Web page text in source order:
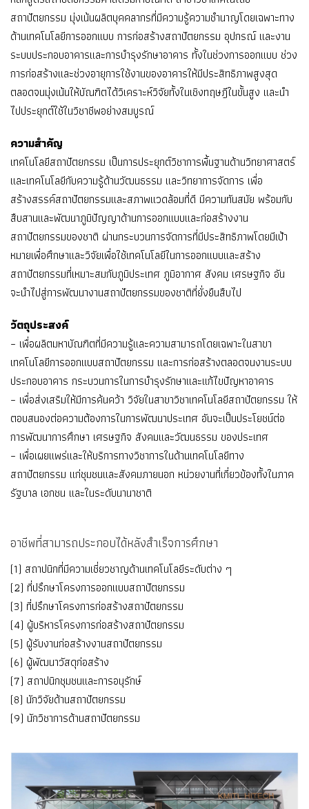
สถาปัตยกรรม มุ่งเน้นผลิตบุคคลากรที่มีความรู้ความชํานาญโดยเฉพาะทาง
ด้านเทคโนโลยีการออกแบบ การก่อสร้างสถาปัตยกรรม อุปกรณ์ และงาน
ระบบประกอบอาคารและการบํารุงรักษาอาคาร ทั้งในช่วงการออกแบบ ช่วง
การก่อสร้างและช่วงอายุการใช้งานของอาคารให้มีประสิทธิภาพสูงสุด
ตลอดจนมุ่งเน้นให้บัณฑิตได้วิเคราะห์วิจัยทั้งในเชิงทฤษฎีในขั้นสูง และนํา
ไปประยุกต์ใช้ในวิชาชีพอย่างสมบูรณ์
ความสำคัญ
เทคโนโลยีสถาปัตยกรรม เป็นการประยุกต์วิชาการพื้นฐานด้านวิทยาศาสตร์
และเทคโนโลยีกับความรู้ด้านวัฒนธรรม และวิทยาการจัดการ เพื่อ
สร้างสรรค์สถาปัตยกรรมและสภาพแวดล้อมที่ดี มีความทันสมัย พร้อมกับ
สืบสานและพัฒนาภูมิปัญญาด้านการออกแบบและก่อสร้างงาน
สถาปัตยกรรมของชาติ ผ่านกระบวนการจัดการที่มีประสิทธิภาพโดยมีเป้า
หมายเพื่อศึกษาและวิจัยเพื่อใช้เทคโนโลยีในการออกแบบและสร้าง
สถาปัตยกรรมที่เหมาะสมกับภูมิประเทศ ภูมิอากาศ สังคม เศรษฐกิจ อัน
จะนําไปสู่การพัฒนางานสถาปัตยกรรมของชาติที่ยั่งยืนสืบไป
วัตถุประสงค์
– เพื่อผลิตมหาบัณฑิตที่มีความรู้และความสามารถโดยเฉพาะในสาขา
เทคโนโลยีการออกแบบสถาปัตยกรรม และการก่อสร้างตลอดจนงานระบบ
ประกอบอาคาร กระบวนการในการบํารุงรักษาและแก้ไขปัญหาอาคาร
– เพื่อส่งเสริมให้มีการค้นคว้า วิจัยในสาขาวิชาเทคโนโลยีสถาปัตยกรรม ให้
ตอบสนองต่อความต้องการในการพัฒนาประเทศ อันจะเป็นประโยชน์ต่อ
การพัฒนาการศึกษา เศรษฐกิจ สังคมและวัฒนธรรม ของประเทศ
– เพื่อเผยแพร่และให้บริการทางวิชาการในด้านเทคโนโลยีทาง
สถาปัตยกรรม แก่ชุมชนและสังคมภายนอก หน่วยงานที่เกี่ยวข้องทั้งในภาค
รัฐบาล เอกชน และในระดับนานาชาติ
อาชีพที่สามารถประกอบได้หลังสำเร็จการศึกษา
(1) สถาปนิกที่มีความเชี่ยวชาญด้านเทคโนโลยีระดับต่าง ๆ
(2) ที่ปรึกษาโครงการออกแบบสถาปัตยกรรม
(3) ที่ปรึกษาโครงการก่อสร้างสถาปัตยกรรม
(4) ผู้บริหารโครงการก่อสร้างสถาปัตยกรรม
(5) ผู้รับงานก่อสร้างงานสถาปัตยกรรม
(6) ผู้พัฒนาวัสดุก่อสร้าง
(7) สถาปนิกชุมชนและการอนุรักษ์
(8) นักวิจัยด้านสถาปัตยกรรม
(9) นักวิชาการด้านสถาปัตยกรรม